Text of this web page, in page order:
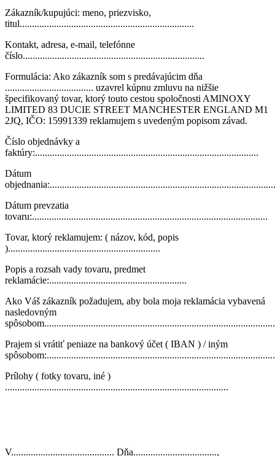
Zákazník/kupujúci: meno, priezvisko,
titul.......................................................................
Kontakt, adresa, e-mail, telefónne
číslo..........................................................................
Formulácia: Ako zákazník som s predávajúcim dňa
.................................... uzavrel kúpnu zmluvu na nižšie
špecifikovaný tovar, ktorý touto cestou spoločnosti AMINOXY
LIMITED 83 DUCIE STREET MANCHESTER ENGLAND M1
2JQ, IČO: 15991339 reklamujem s uvedeným popisom závad.
Číslo objednávky a
faktúry:...........................................................................................
Dátum
Dátum prevzatia
tovaru:................................................................................................
Tovar, ktorý reklamujem: ( názov, kód, popis
)..............................................................
Popis a rozsah vady tovaru, predmet
reklamácie:........................................................
Ako Váš zákazník požadujem, aby bola moja reklamácia vybavená
nasledovným
Prajem si vrátiť peniaze na bankový účet ( IBAN ) / iným
Prílohy ( fotky tovaru, iné )
...........................................................................................
V.......................................... Dňa..................................,